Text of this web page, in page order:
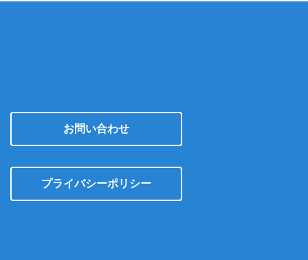
お問い合わせ
プライバシーポリシー